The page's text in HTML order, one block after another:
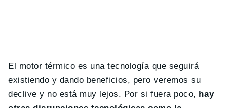
El motor térmico es una tecnología que seguirá
existiendo y dando beneficios, pero veremos su
declive y no está muy lejos. Por si fuera poco, hay